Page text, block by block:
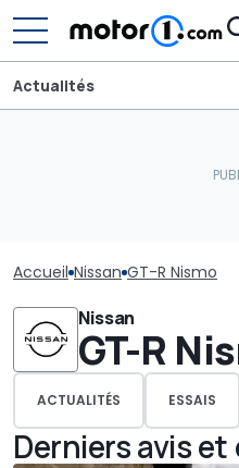
Actualités
Accueil Nissan GT-R Nismo
Nissan
GT-R
ACTUALITÉS ESSAIS
Derniers avis